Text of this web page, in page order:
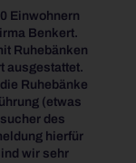
Einwohnern
Benkert.
Ruhebänken
ausgestattet.
Ruhebänke
(etwas
des
hierfür
wir sehr